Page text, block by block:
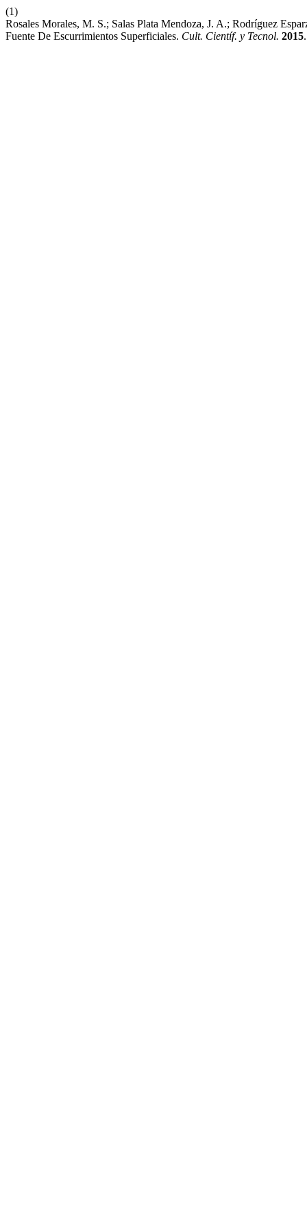
(1)
Rosales Morales, M. S.; Salas Plata Mendoza, J. A.; Rodríguez
Fuente De Escurrimientos Superficiales. Cult. Científ. y Tecnol. 2015.